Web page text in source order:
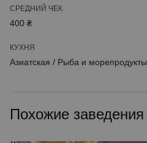
СРЕДНИЙ ЧЕК
400 ₴
КУХНЯ
Азиатская / Рыба и морепродукты
Похожие заведения